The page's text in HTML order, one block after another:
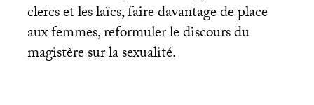
clercs et les laïcs, faire davantage de place
aux femmes, reformuler le discours du
magistère sur la sexualité.